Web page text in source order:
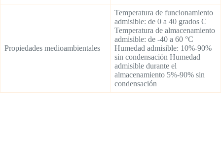
Propiedades medioambientales
Temperatura de funcionamiento
admisible: de 0 a 40 grados C
Temperatura de almacenamiento
admisible: de -40 a 60 °C
Humedad admisible: 10%-90%
sin condensación Humedad
admisible durante el
almacenamiento 5%-90% sin
condensación